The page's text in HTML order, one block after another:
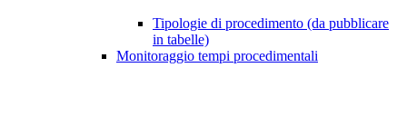
Tipologie di procedimento (da pubblicare
in tabelle)
Monitoraggio tempi procedimentali